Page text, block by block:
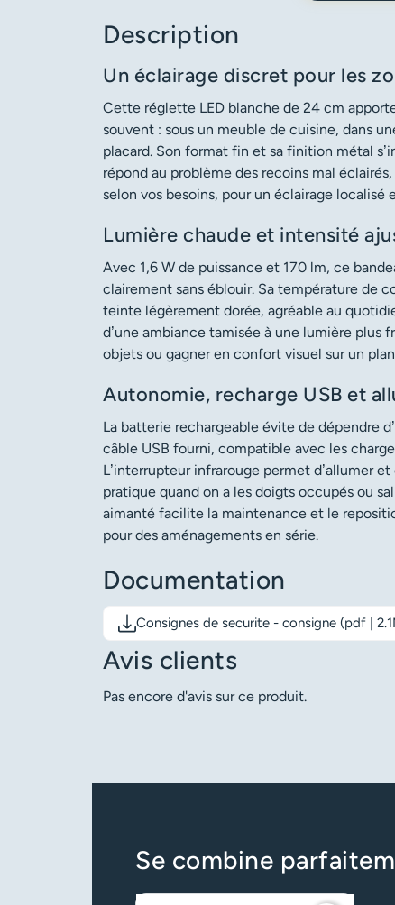
Description
Un éclairage discret pour les
Cette réglette LED blanche de 24 cm
souvent : sous un meuble de cuisine, dans
placard. Son format fin et sa finition métal
répond au problème des recoins mal
selon vos besoins, pour un éclairage localisé
Lumière chaude et intensité
Avec 1,6 W de puissance et 170 lm, ce
clairement sans éblouir. Sa température de
teinte légèrement dorée, agréable au
d’une ambiance tamisée à une lumière plus
objets ou gagner en confort visuel sur un
Autonomie, recharge USB et
La batterie rechargeable évite de dépendre
câble USB fourni, compatible avec les
L’interrupteur infrarouge permet d’allumer
pratique quand on a les doigts occupés ou
aimanté facilite la maintenance et le
pour des aménagements en série.
Documentation
Consignes de securite - consigne (pdf |
Télécharger le document: Consignes de
Avis clients
Pas encore d'avis sur ce produit.
Se combine